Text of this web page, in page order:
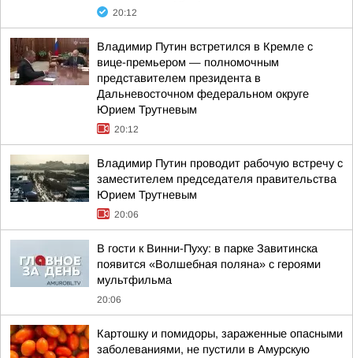
20:12
Владимир Путин встретился в Кремле с
вице-премьером — полномочным
представителем президента в
Дальневосточном федеральном округе
Юрием Трутневым
20:12
Владимир Путин проводит рабочую встречу с
заместителем председателя правительства
Юрием Трутневым
20:06
В гости к Винни-Пуху: в парке Завитинска
появится «Волшебная поляна» с героями
мультфильма
20:06
Картошку и помидоры, зараженные опасными
заболеваниями, не пустили в Амурскую